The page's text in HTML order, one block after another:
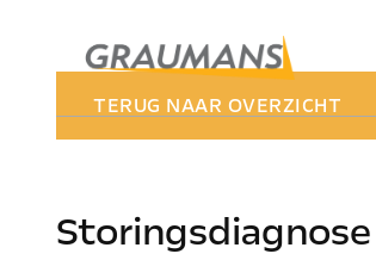
TERUG NAAR OVERZICHT
Storingsdiagnose